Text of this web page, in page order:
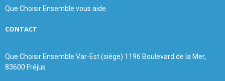
Que Choisir Ensemble vous aide
CONTACT
Que Choisir Ensemble Var-Est (siège) 1196 Boulevard de la Mer,
83600 Fréjus